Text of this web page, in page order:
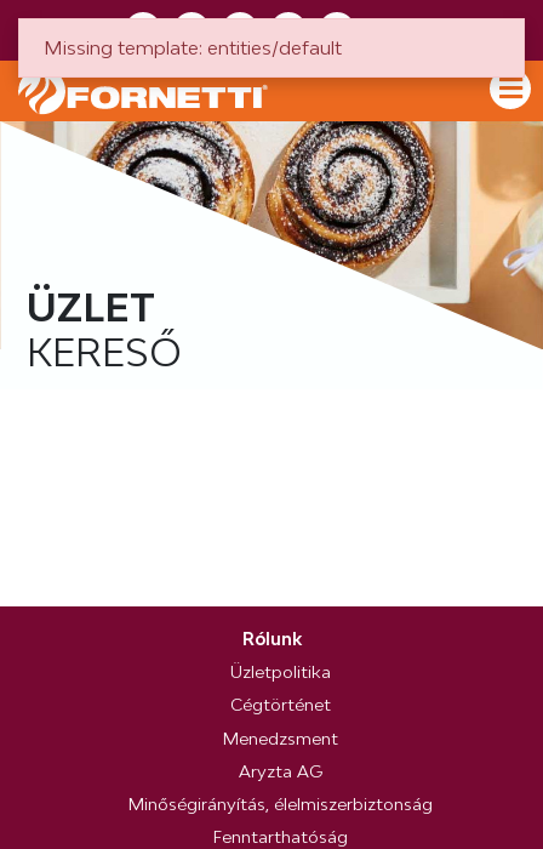
ÜZLET
KERESŐ
Rólunk
Üzletpolitika
Cégtörténet
Menedzsment
Aryzta AG
Minőségirányítás, élelmiszerbiztonság
Fenntarthatóság
Missing template: entities/default